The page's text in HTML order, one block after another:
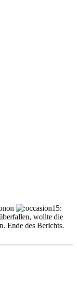
wollte die
Ende des Berichts.